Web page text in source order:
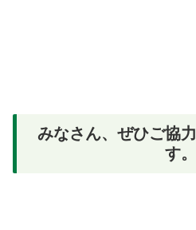
みなさん、ぜひご協
す。